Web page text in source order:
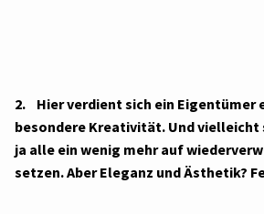
2. Hier verdient sich ein Eigentümer
besondere Kreativität. Und
ja alle ein wenig mehr auf
setzen. Aber Eleganz und Ästhetik?